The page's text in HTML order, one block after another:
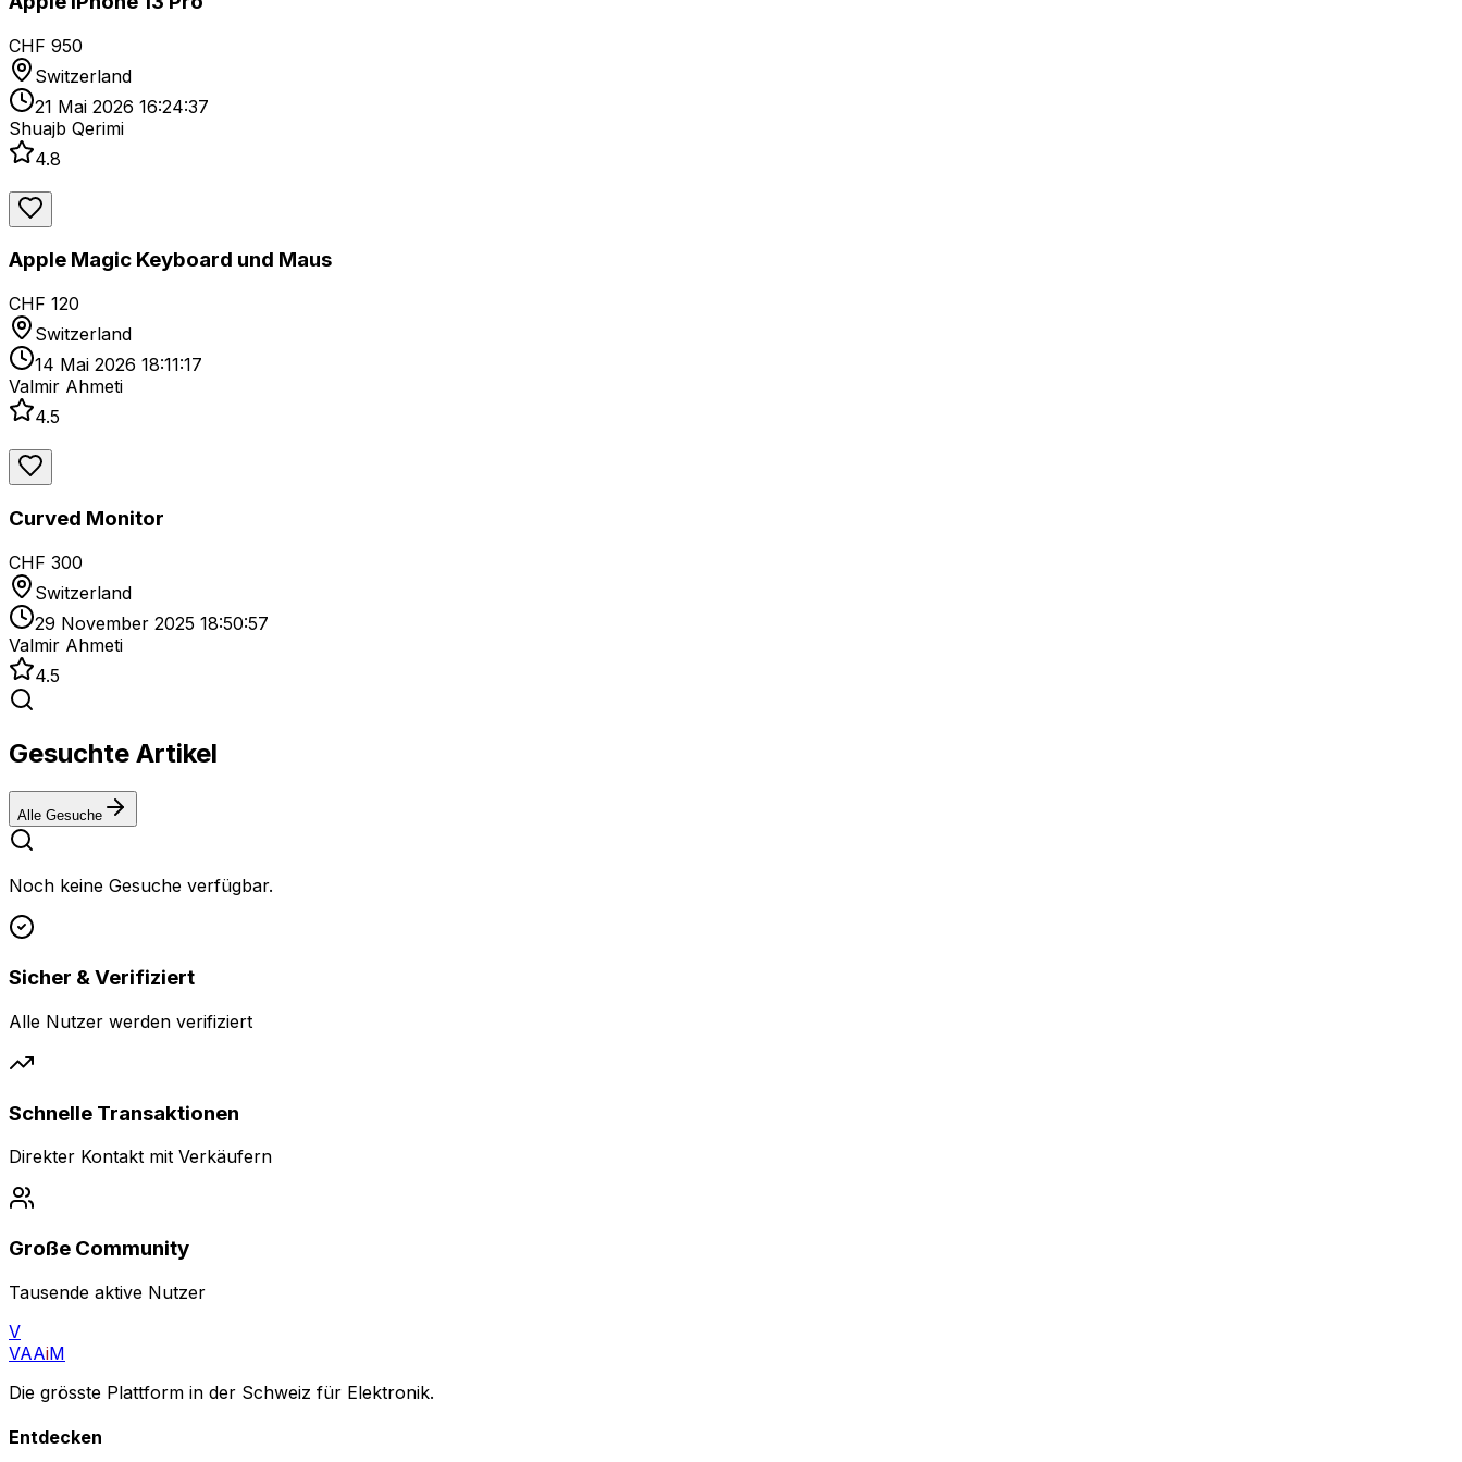
CHF 950
Switzerland
21 Mai 2026 16:24:37
Shuajb Qerimi
4.8
Apple Magic Keyboard und Maus
CHF 120
Switzerland
14 Mai 2026 18:11:17
Valmir Ahmeti
4.5
Curved Monitor
CHF 300
Switzerland
29 November 2025 18:50:57
Valmir Ahmeti
4.5
Gesuchte Artikel
Alle Gesuche
Noch keine Gesuche verfügbar.
Sicher & Verifiziert
Alle Nutzer werden verifiziert
Schnelle Transaktionen
Direkter Kontakt mit Verkäufern
Große Community
Tausende aktive Nutzer
V
VAAiM
Die grösste Plattform in der Schweiz für Elektronik.
Entdecken